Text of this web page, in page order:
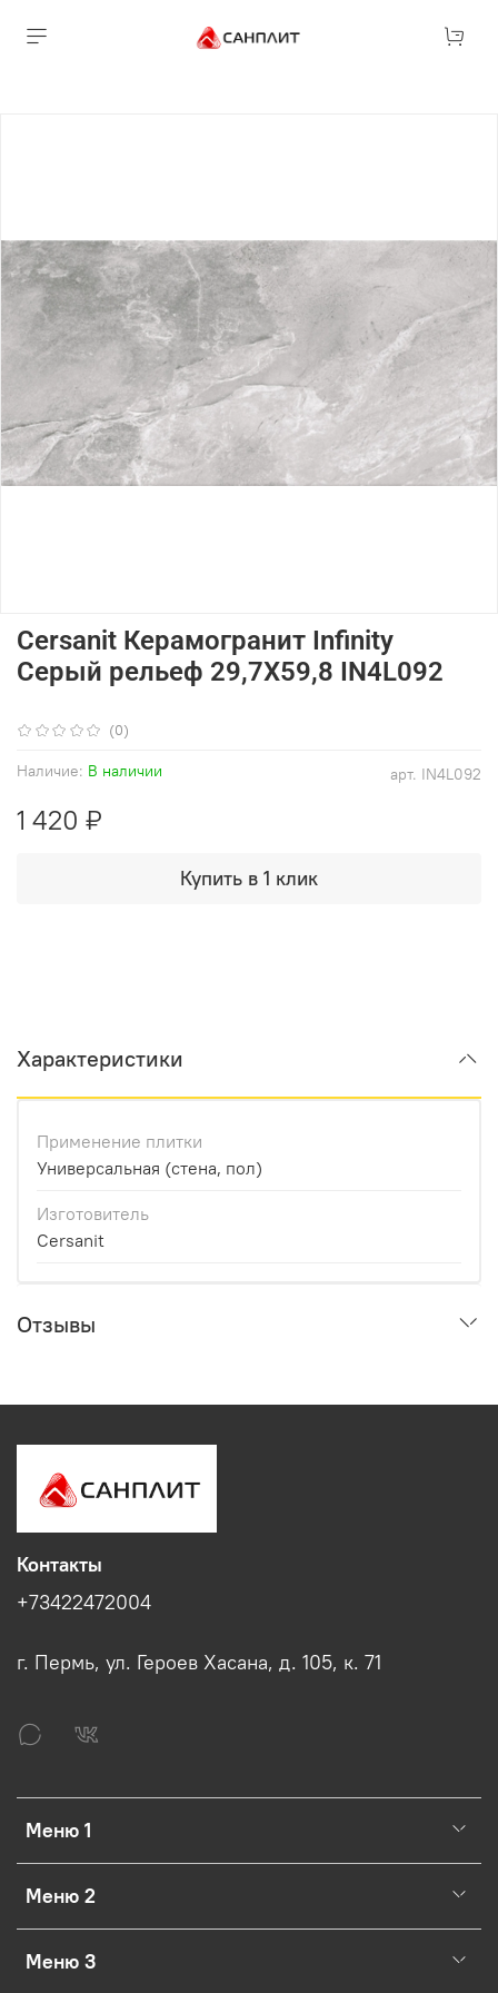
(0)
арт. IN4L092
Наличие: В наличии
Cersanit Керамогранит Infinity
Серый рельеф 29,7X59,8 IN4L092
1 420 ₽
Купить в 1 клик
Характеристики
Применение плитки
Универсальная (стена, пол)
Изготовитель
Cersanit
Отзывы
Меню 1
Меню 2
Меню 3
Контакты
+73422472004
г. Пермь, ул. Героев Хасана, д. 105, к. 71